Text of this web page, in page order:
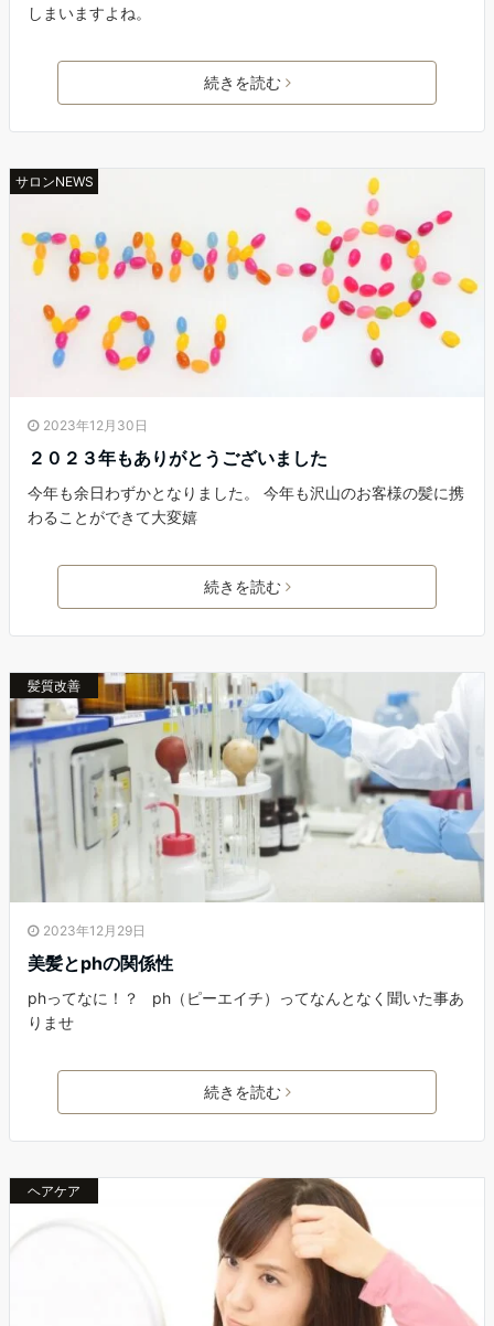
しまいますよね。
続きを読む
サロンNEWS
2023年12月30日
２０２３年もありがとうございました
今年も余日わずかとなりました。 今年も沢山のお客様の髪に携
わることができて大変嬉
続きを読む
髪質改善
2023年12月29日
美髪とphの関係性
phってなに！？ ph（ピーエイチ）ってなんとなく聞いた事あ
りませ
続きを読む
ヘアケア